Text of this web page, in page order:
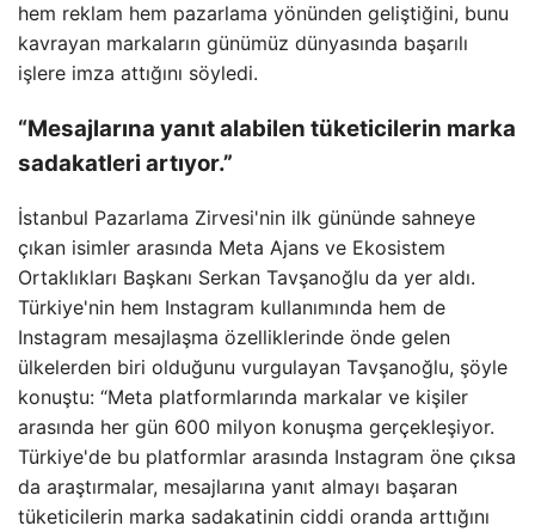
hem reklam hem pazarlama yönünden geliştiğini, bunu
kavrayan markaların günümüz dünyasında başarılı
işlere imza attığını söyledi.
“Mesajlarına yanıt alabilen tüketicilerin marka
sadakatleri artıyor.”
İstanbul Pazarlama Zirvesi'nin ilk gününde sahneye
çıkan isimler arasında Meta Ajans ve Ekosistem
Ortaklıkları Başkanı Serkan Tavşanoğlu da yer aldı.
Türkiye'nin hem Instagram kullanımında hem de
Instagram mesajlaşma özelliklerinde önde gelen
ülkelerden biri olduğunu vurgulayan Tavşanoğlu, şöyle
konuştu: “Meta platformlarında markalar ve kişiler
arasında her gün 600 milyon konuşma gerçekleşiyor.
Türkiye'de bu platformlar arasında Instagram öne çıksa
da araştırmalar, mesajlarına yanıt almayı başaran
tüketicilerin marka sadakatinin ciddi oranda arttığını